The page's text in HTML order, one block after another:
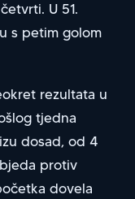
U 51.
s petim golom
rezultata u
tjedna
dosad, od 4
protiv
dovela